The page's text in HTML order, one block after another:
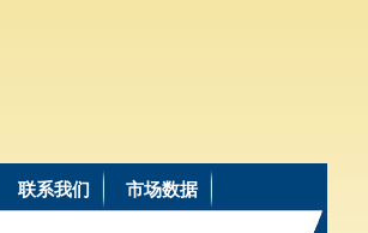
联系我们 市场数据